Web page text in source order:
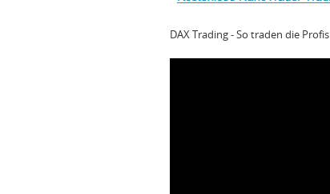
DAX Trading - So traden die Profis